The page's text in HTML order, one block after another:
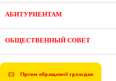
АБИТУРИЕНТАМ
ОБЩЕСТВЕННЫЙ СОВЕТ